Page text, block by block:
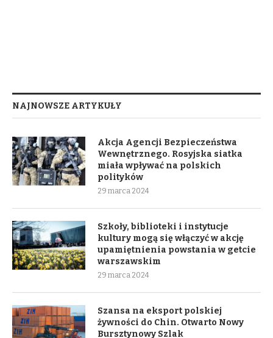
NAJNOWSZE ARTYKUŁY
Akcja Agencji Bezpieczeństwa
Wewnętrznego. Rosyjska siatka
miała wpływać na polskich
polityków
29 marca 2024
Szkoły, biblioteki i instytucje
kultury mogą się włączyć w akcję
upamiętnienia powstania w getcie
warszawskim
29 marca 2024
Szansa na eksport polskiej
żywności do Chin. Otwarto Nowy
Bursztynowy Szlak